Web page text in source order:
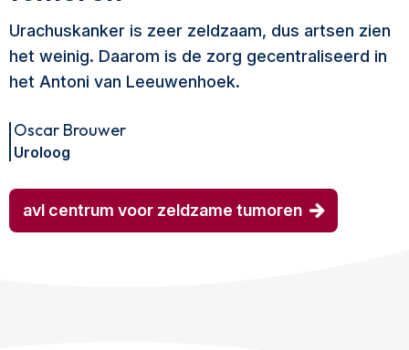
Urachuskanker is zeer zeldzaam, dus artsen zien
het weinig. Daarom is de zorg gecentraliseerd in
het Antoni van Leeuwenhoek.
Oscar Brouwer
Uroloog
avl centrum voor zeldzame tumoren